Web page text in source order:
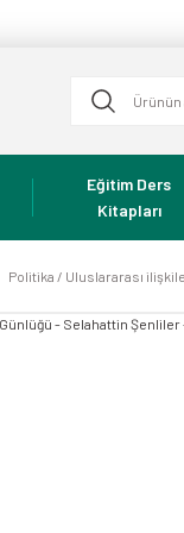
Eğitim Ders
Kitapları
Politika / Uluslararası